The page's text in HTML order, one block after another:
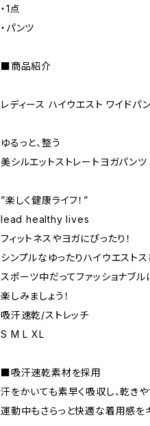
・1点
・パンツ
■商品紹介
レディース ハイウエスト ワイドパ
ゆるっと、整う
美シルエットストレートヨガパンツ
”楽しく健康ライフ！”
lead healthy lives
フィットネスやヨガにぴったり！
シンプルなゆったりハイウエストス
スポーツ中だってファッショナブル
楽しみましょう！
吸汗速乾/ストレッチ
S M L XL
■吸汗速乾素材を採用
汗をかいても素早く吸収し、乾き
運動中もさらっと快適な着用感を